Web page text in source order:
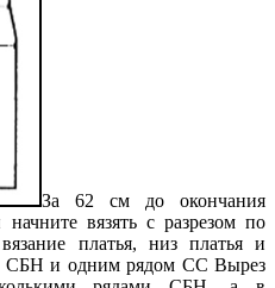
За 62 см до окончания
вязять с разрезом по
платья, низ платья и
СБН и одним рядом СС Вырез